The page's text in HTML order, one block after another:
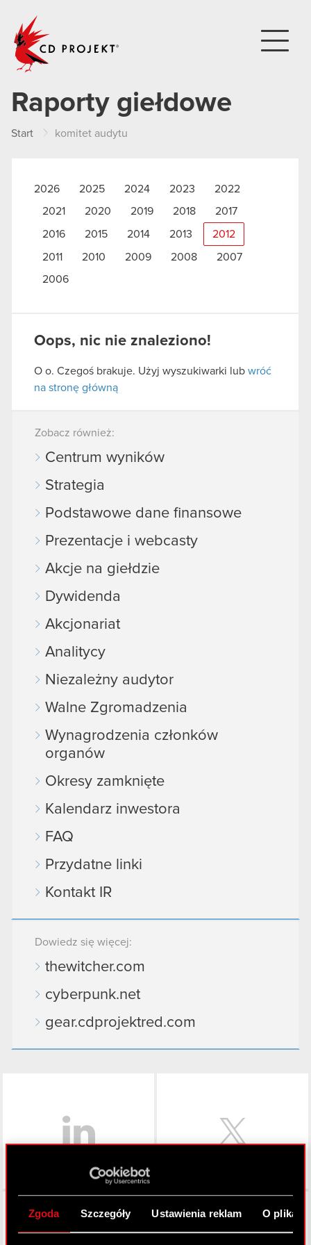
Zgoda Szczegóły Ustawienia reklam O
Raporty giełdowe
Start komitet audytu
2026 2025 2024 2023
2022
2021
2020 2019 2018 2017
2016 2015 2014 2013 2012
2011 2010 2009 2008
2007
2006
Oops, nic nie znaleziono!
O o. Czegoś brakuje. Użyj wyszukiwarki lub wróć
na stronę główną
Zobacz również:
Centrum wyników
Strategia
Podstawowe dane finansowe
Prezentacje i webcasty
Akcje na giełdzie
Dywidenda
Akcjonariat
Analitycy
Niezależny audytor
Walne Zgromadzenia
Wynagrodzenia członków
organów
Okresy zamknięte
Kalendarz inwestora
FAQ
Przydatne linki
Kontakt IR
Dowiedz się więcej:
thewitcher.com
cyberpunk.net
gear.cdprojektred.com